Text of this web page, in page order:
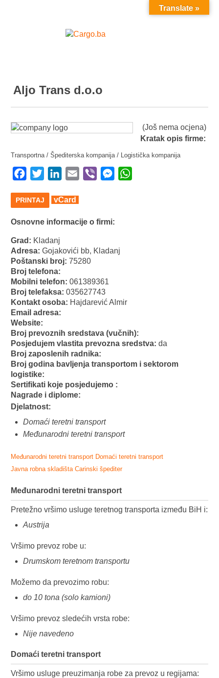
MENU
Aljo Trans d.o.o
(Još nema ocjena)
Kratak opis firme:
Transportna / Špediterska kompanija / Logistička kompanija
Facebook
Twitter LinkedIn
Email Viber Messenger
PRINTAJ vCard
Osnovne informacije o firmi:
Grad: Kladanj
Adresa:Gojakovići bb, Kladanj
Poštanski broj:75280
Broj telefona:
Mobilni telefon:061389361
Broj telefaksa:035627743
Kontakt osoba: Hajdarević Almir
Email adresa:
Website:
Broj prevoznih sredstava (vučnih):
Posjedujem vlastita prevozna sredstva:da
Broj zaposlenih radnika:
Broj godina bavljenja transportom i sektorom
logistike:
Sertifikati koje posjedujemo :
Nagrade i diplome:
Djelatnost:
Domaći teretni transport
Međunarodni teretni transport
Međunarodni teretni transport Domaći teretni transport
Javna robna skladišta Carinski špediter
Međunarodni teretni transport
Pretežno vršimo usluge teretnog transporta između BiH i:
Austrija
Vršimo prevoz robe u:
Drumskom teretnom transportu
Možemo da prevozimo robu:
do 10 tona (solo kamioni)
Vršimo prevoz sledećih vrsta robe:
Nije navedeno
Domaći teretni transport
Vršimo usluge preuzimanja robe za prevoz u regijama:
Translate »